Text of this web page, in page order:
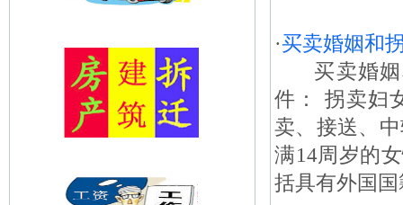
·买卖婚姻和
买卖婚姻
件： 拐卖妇
卖、接送、
满14周岁的
括具有外国